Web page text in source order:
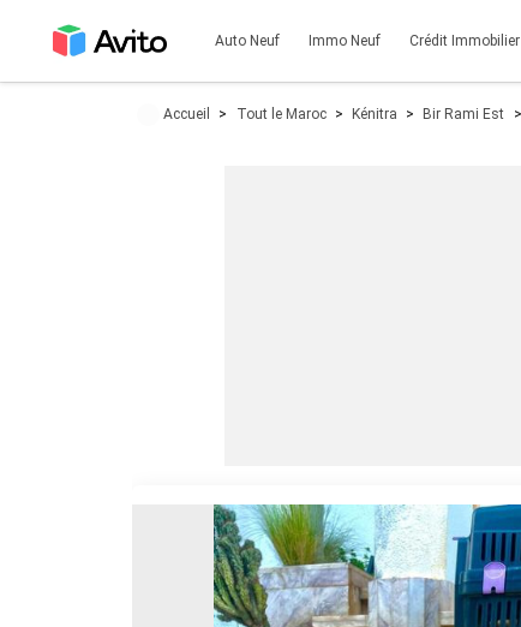
Auto Neuf Immo Neuf Crédit Immobilier
Accueil Tout le Maroc Kénitra Bir Rami Est